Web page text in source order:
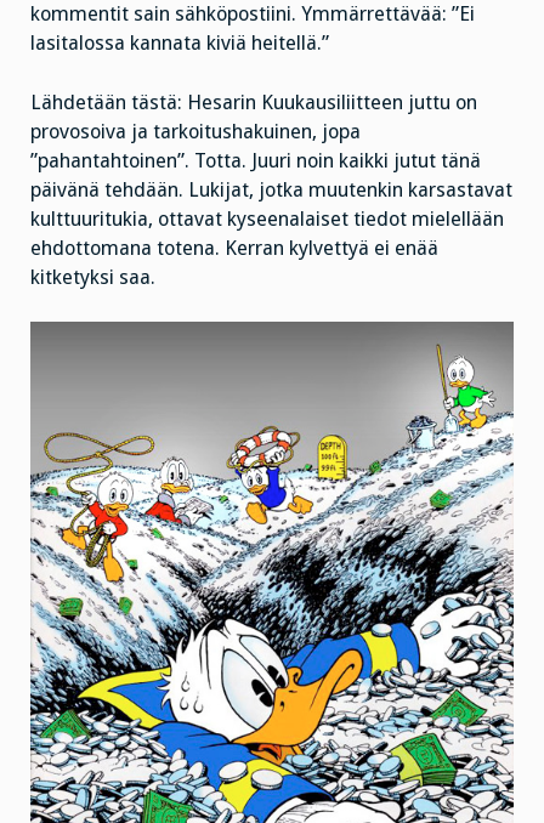
kommentit sain sähköpostiini. Ymmärrettävää: ”Ei
lasitalossa kannata kiviä heitellä.”
Lähdetään tästä: Hesarin Kuukausiliitteen juttu on
provosoiva ja tarkoitushakuinen, jopa
”pahantahtoinen”. Totta. Juuri noin kaikki jutut tänä
päivänä tehdään. Lukijat, jotka muutenkin karsastavat
kulttuuritukia, ottavat kyseenalaiset tiedot mielellään
ehdottomana totena. Kerran kylvettyä ei enää
kitketyksi saa.